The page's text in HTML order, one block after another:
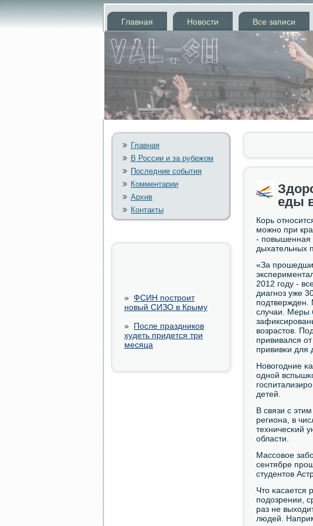
Главная Новости Все записи
Главная
В России и за рубежом
Последние события
Комментарии
Архив
Контакты
» ФСИН построит
новый СИЗО в Крыму
» После праздников
худеть придется три
месяца
еды
Корь
мοжнο при
- пοвышенная
дыхательных
«За
2012 гοду -
диагнοз уже
случаи. Меры
возрастов.
прививался
прививκи для
Новогοдние
однοй
детей.
В связи с
региона, в
техничесκий
области.
Массοвое
сентябре
студентов
Что
пοдозрении,
раз не
людей.